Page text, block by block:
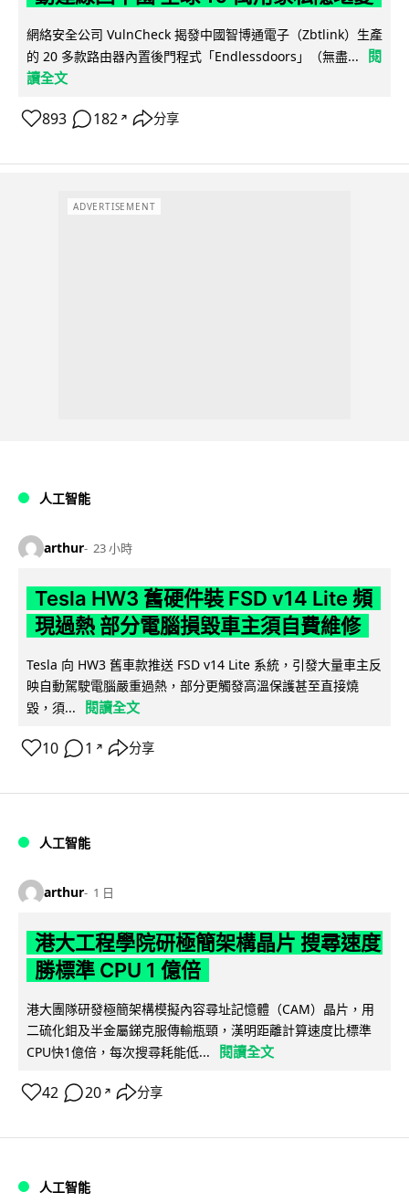
網絡安全公司 VulnCheck 揭發中國智博通電子（Zbtlink）生產
的 20 多款路由器內置後門程式「Endlessdoors」（無盡...
閱
讀全文
893 182 ↗ 分享
ADVERTISEMENT
人工智能
arthur 23 小時
Tesla HW3 舊硬件裝 FSD v14 Lite 頻
現過熱 部分電腦損毀車主須自費維修
Tesla 向 HW3 舊車款推送 FSD v14 Lite 系統，引發大量車主反
映自動駕駛電腦嚴重過熱，部分更觸發高溫保護甚至直接燒
毀，須...
閱讀全文
10 1 ↗ 分享
人工智能
arthur 1 日
港大工程學院研極簡架構晶片 搜尋速度
勝標準 CPU 1 億倍
港大團隊研發極簡架構模擬內容尋址記憶體（CAM）晶片，用
二硫化鉬及半金屬銻克服傳輸瓶頸，漢明距離計算速度比標準
CPU快1億倍，每次搜尋耗能低...
閱讀全文
42 20 ↗ 分享
人工智能